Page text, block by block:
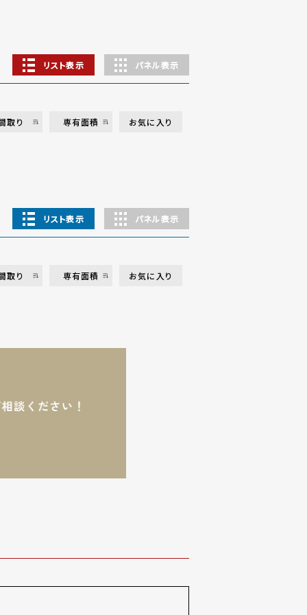
リスト表示 パネル表示
取り 専有面積 お気に入り
リスト表示 パネル表示
取り 専有面積 お気に入り